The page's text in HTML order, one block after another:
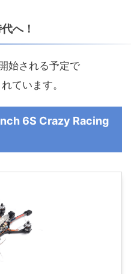
へ！
始される予定で
ています。
6S Crazy Racing